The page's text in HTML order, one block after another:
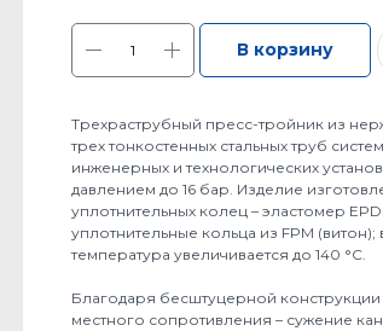
В корзину
Трехраструбный пресс-тройник из
трех тонкостенных стальных труб
инженерных и технологических
давлением до 16 бар. Изделие
уплотнительных колец – эластомер
уплотнительные кольца из FPM
температура увеличивается до 140 °С.
Благодаря бесштуцерной
местного сопротивления – сужение